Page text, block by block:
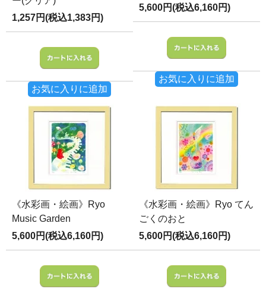
1,257円(税込1,383円)
お気に入りに追加
5,600円(税込6,160円)
お気に入りに追加
《水彩画・絵画》Ryo
Music Garden
5,600円(税込6,160円)
《水彩画・絵画》Ryo てん
ごくのおと
5,600円(税込6,160円)